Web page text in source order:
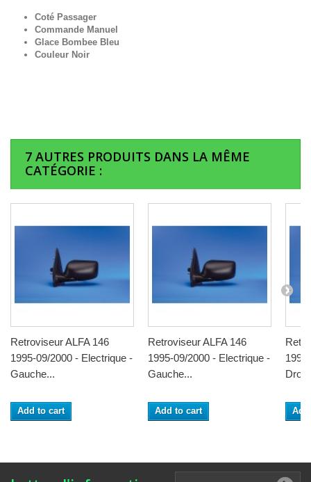
Coté Passager
Commande Manuel
Glace Bombee Bleu
Couleur Noir
7 AUTRES PRODUITS DANS LA MÊME
CATÉGORIE :
Retroviseur ALFA 146
1995-09/2000 - Electrique -
Gauche...
Add to cart
Retroviseur ALFA 146
1995-09/2000 - Electrique -
Gauche...
Add to cart